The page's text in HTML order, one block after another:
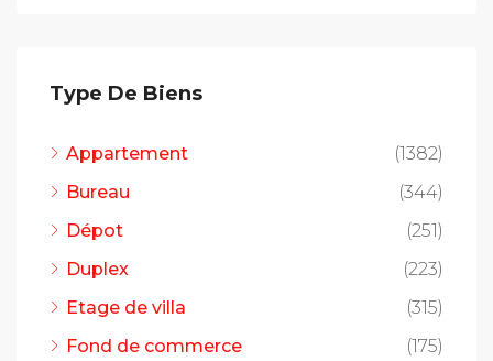
Type De Biens
Appartement
(1382)
Bureau
(344)
Dépot
(251)
Duplex
(223)
Etage de villa
(315)
Fond de commerce
(175)